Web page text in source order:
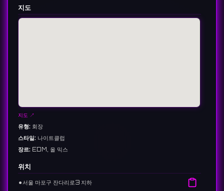
지도
지도 ↗
유형: 회장
스타일: 나이트클럽
장르: EDM, 올 믹스
위치
⚫︎서울 마포구 잔다리로3 지하